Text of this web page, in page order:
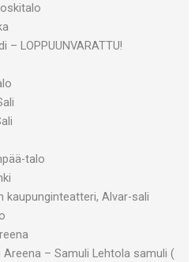
– LOPPUUNVARATTU!
talo
kaupunginteatteri, Alvar-sali
– Samuli Lehtola samuli (